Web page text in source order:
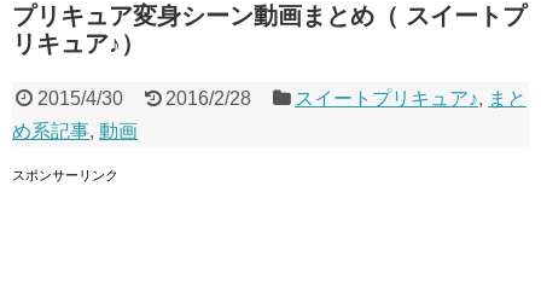
プリキュア変身シーン動画まとめ（ スイートプ
リキュア♪）
2015/4/30 2016/2/28 スイートプリキュア♪, まと
め系記事, 動画
スポンサーリンク